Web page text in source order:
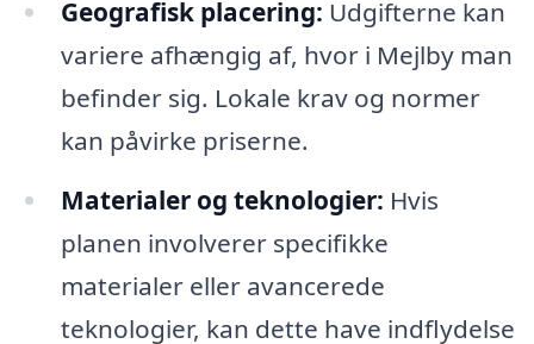
Geografisk placering: Udgifterne kan
variere afhængig af, hvor i Mejlby man
befinder sig. Lokale krav og normer
kan påvirke priserne.
Materialer og teknologier: Hvis
planen involverer specifikke
materialer eller avancerede
teknologier, kan dette have indflydelse